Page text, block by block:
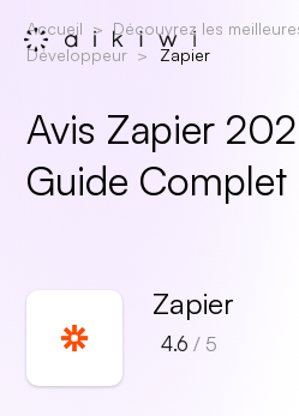
Accueil
Découvrez les
Développeur
Zapier
Avis Zapier
Guide Complet
Zapier
4.6 / 5